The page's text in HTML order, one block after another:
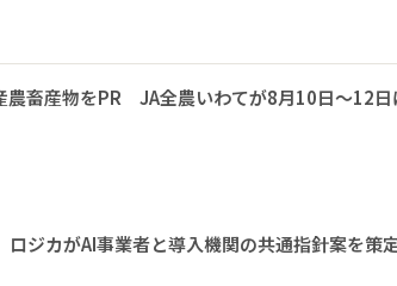
農畜産物をPR JA全農いわてが8月10日～12日
ジカがAI事業者と導入機関の共通指針案を策